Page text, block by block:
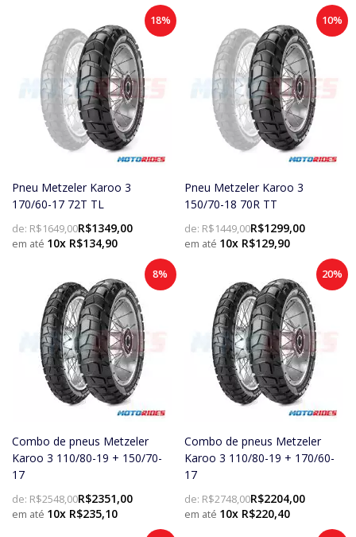
Pneu Metzeler Karoo 3
170/60-17 72T TL
de: R$1649,00R$1349,00
10x R$134,90
18%
Pneu Metzeler Karoo 3
150/70-18 70R TT
de: R$1449,00R$1299,00
10x R$129,90
10%
Combo de pneus Metzeler
Karoo 3 110/80-19 + 150/70-
17
de: R$2548,00R$2351,00
10x R$235,10
8%
Combo de pneus Metzeler
Karoo 3 110/80-19 + 170/60-
17
de: R$2748,00R$2204,00
10x R$220,40
20%